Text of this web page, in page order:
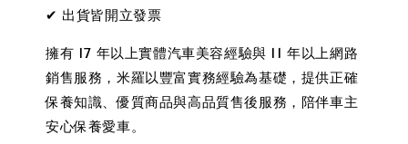
✔ 出貨皆開立發票
擁有 17 年以上實體汽車美容經驗與 11 年以上網路
銷售服務，米羅以豐富實務經驗為基礎，提供正確
保養知識、優質商品與高品質售後服務，陪伴車主
安心保養愛車。